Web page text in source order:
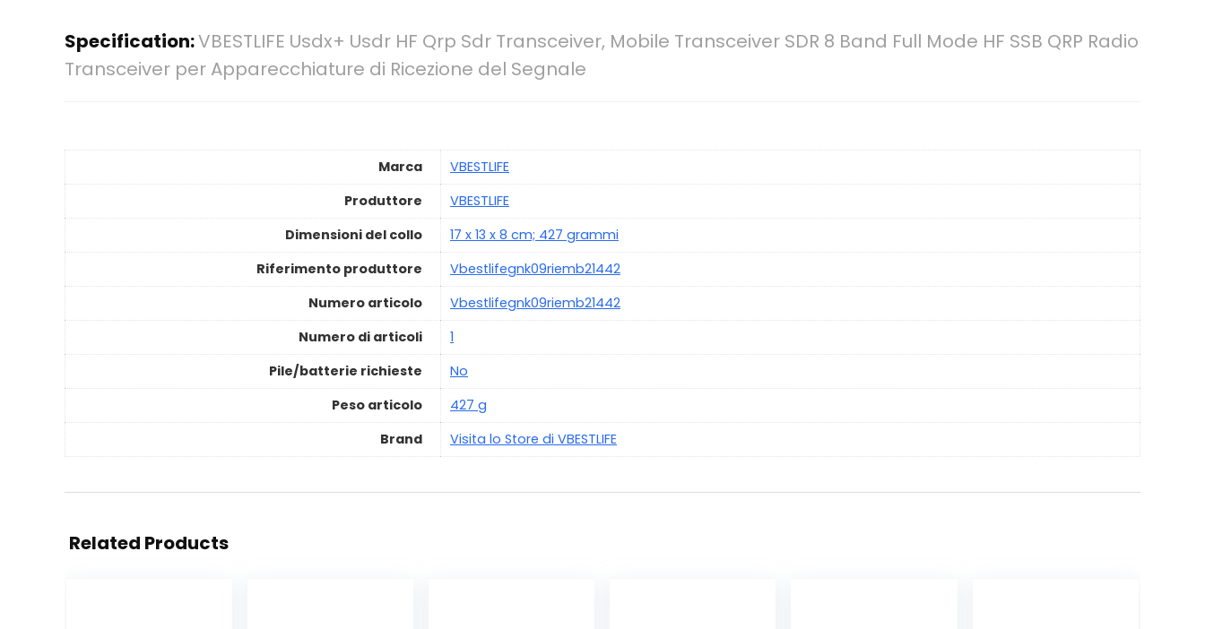
Specification:VBESTLIFE Usdx+ Usdr HF Qrp Sdr Transceiver, Mobile Transceiver SDR 8 Band Full Mode HF SSB QRP Radio
Transceiver per Apparecchiature di Ricezione del Segnale
Marca
‎VBESTLIFE
Produttore
‎VBESTLIFE
Dimensioni del collo
‎17 x 13 x 8 cm; 427 grammi
Riferimento produttore
‎Vbestlifegnk09riemb21442
Numero articolo
‎Vbestlifegnk09riemb21442
Numero di articoli
‎1
Pile/batterie richieste
‎No
Peso articolo
‎427 g
Brand
Visita lo Store di VBESTLIFE
Related Products